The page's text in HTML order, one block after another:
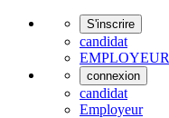
S'inscrire
candidat
EMPLOYEUR
connexion
candidat
Employeur